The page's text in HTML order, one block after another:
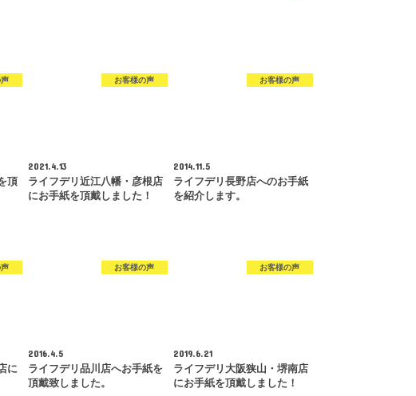
頂
お客様の声
2021.4.13
ライフデリ近江八幡・彦根店
にお手紙を頂戴しました！
お客様の声
2014.11.5
ライフデリ長野店へのお手紙
を紹介します。
に
お客様の声
2016.4.5
ライフデリ品川店へお手紙を
頂戴致しました。
お客様の声
2019.6.21
ライフデリ大阪狭山・堺南店
にお手紙を頂戴しました！